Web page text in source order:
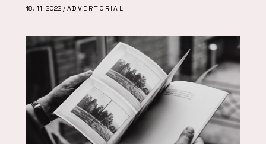
18. 11. 2022 / ADVERTORIAL